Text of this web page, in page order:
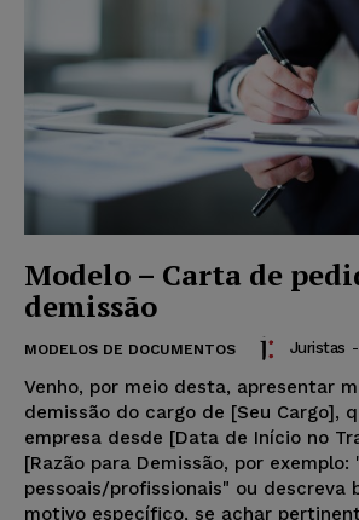
Modelo – Carta de
demissão
MODELOS DE DOCUMENTOS Juristas -
Venho, por meio desta, apresentar
demissão do cargo de [Seu Cargo],
empresa desde [Data de Início no
[Razão para Demissão, por exemplo:
pessoais/profissionais" ou descreva
motivo específico, se achar